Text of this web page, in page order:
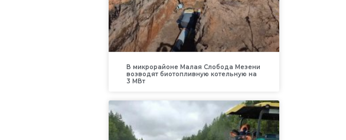
В микрорайоне Малая Слобода Мезени
возводят биотопливную котельную на
3 МВт